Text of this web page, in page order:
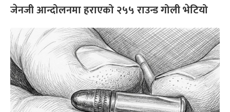
जेनजी आन्दोलनमा हराएको २५५ राउन्ड गोली भेटियो